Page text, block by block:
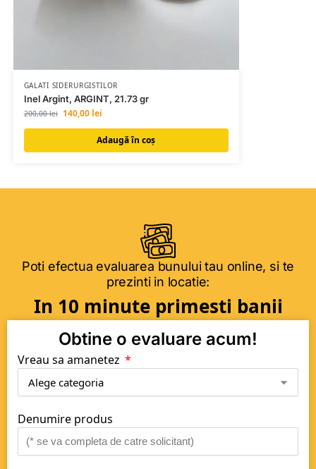
GALATI SIDERURGISTILOR
Inel Argint, ARGINT, 21.73 gr
200,00lei 140,00 lei
Adaugă în coș
Poti efectua evaluarea bunului tau online, si te
prezinti in locatie:
In 10 minute primesti banii
Obtine o evaluare acum!
Vreau sa amanetez
Denumire produs